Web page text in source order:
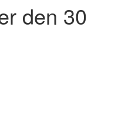
den 30